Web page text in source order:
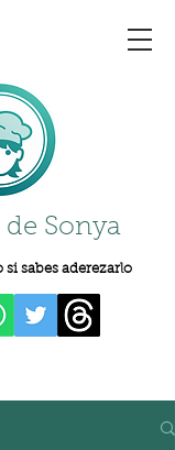
Sonya
sabes aderezarlo